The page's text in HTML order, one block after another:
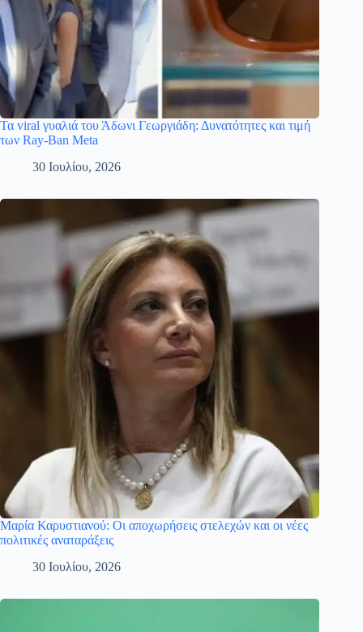
Τα viral γυαλιά του Άδωνι Γεωργιάδη: Δυνατότητες και τιμή
των Ray-Ban Meta
30 Ιουλίου, 2026
Μαρία Καρυστιανού: Οι αποχωρήσεις στελεχών και οι νέες
πολιτικές αναταράξεις
30 Ιουλίου, 2026